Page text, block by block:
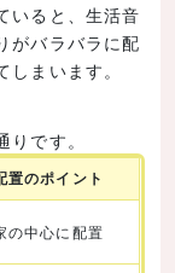
いると、生活音
がバラバラに配
まいます。
です。
置のポイント
の中心に配置